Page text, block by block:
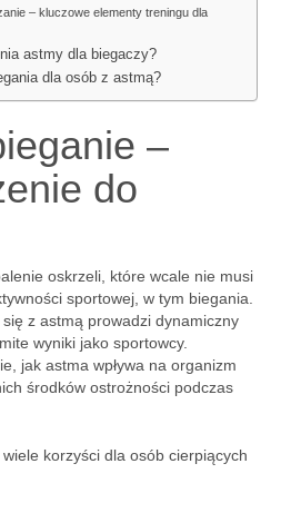
– kluczowe elementy treningu dla
astmy dla biegaczy?
dla osób z astmą?
–
do
oskrzeli, które wcale nie musi
sportowej, w tym biegania.
z astmą prowadzi dynamiczny
wyniki jako sportowcy.
jak astma wpływa na organizm
środków ostrożności podczas
korzyści dla osób cierpiących